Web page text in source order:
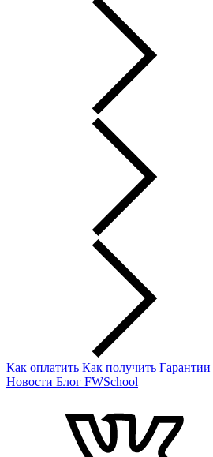
Как оплатить Как получить Гарантии
Новости Блог FWSchool